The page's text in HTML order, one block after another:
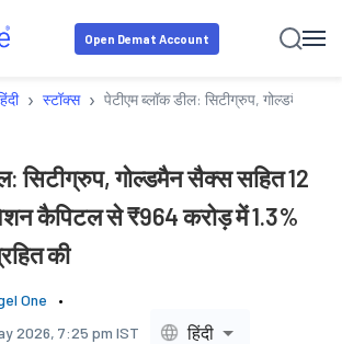
Open Demat Account
› स्टॉक्स › पेटीएम ब्लॉक डील: सिटीग्रुप, गोल्डमैन सैक्स
सिटीग्रुप, गोल्डमैन सैक्स सहित 12
कैपिटल से ₹964 करोड़ में 1.3%
की
One
2026, 7:25 pm IST हिंदी